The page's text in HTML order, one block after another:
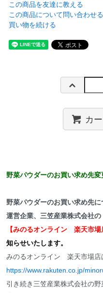
この商品を友達に教える
この商品について問い合わせる
買い物を続ける
カ
野菜パウダーのお買い求め先
野菜パウダーのお買い求め先
運営企業、三笠産業株式会社の
【みのるオンライン 楽天市場
知らせいたします。
みのるオンライン 楽天市場店
https://www.rakuten.co.jp/
引き続き三笠産業株式会社の